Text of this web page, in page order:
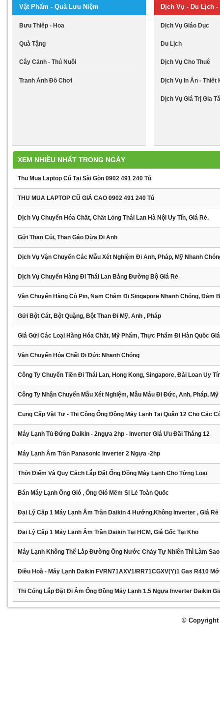
Vật Phẩm - Quà Lưu Niệm
Bưu Thiếp - Hoa
Quà Tặng
Cây Cảnh - Thú Nuôi
Tranh Ảnh Đồ Chơi
Dịch Vụ - Du Lịch
Dịch Vụ Giáo Dục
Du Lịch
Dịch Vụ Cho Thuê
Dịch Vụ In Ấn - Thiết
Dịch Vụ Giá Trị Gia
XEM NHIỀU NHẤT TRONG NGÀY
Thu Mua Laptop Cũ Tại Sài Gòn 0902 491 240 Tú
THU MUA LAPTOP CŨ GIÁ CAO 0902 491 240 Tú
Dịch Vụ Chuyển Hóa Chất, Chất Lỏng Thái Lan Hà Nội Uy Tín, Giá Rẻ.
Gửi Than Củi, Than Gáo Dừa Đi Anh
Dịch Vụ Vận Chuyển Các Mẫu Xét Nghiệm Đi Anh, Pháp, Mỹ Nhanh
Dịch Vụ Chuyển Hàng Đi Thái Lan Bằng Đường Bộ Giá Rẻ
Vận Chuyển Hàng Có Pin, Nam Châm Đi Singapore Nhanh Chóng, Đảm
Gửi Bột Cát, Bột Quặng, Bột Than Đi Mỹ, Anh , Pháp
Giá Gửi Các Loại Hàng Hóa Chất, Mỹ Phẩm, Thực Phẩm Đi Hàn Quốc
Vận Chuyển Hóa Chất Đi Đức Nhanh Chóng
Công Ty Chuyển Tiền Đi Thái Lan, Hong Kong, Singapore, Đài Loan Uy
Công Ty Nhận Chuyển Mẫu Xét Nghiệm, Mẫu Máu Đi Đức, Anh, Pháp, Mỹ
Cung Cấp Vật Tư - Thi Công Ống Đồng Máy Lạnh Tại Quận 12 Cho Các
Máy Lạnh Tủ Đứng Daikin - 2ngựa 2hp - Inverter Giá Ưu Đãi Tháng 12
Máy Lạnh Âm Trần Panasonic Inverter 2 Ngựa -2hp
Thời Điểm Và Quy Cách Lắp Đặt Ống Đồng Máy Lạnh Cho Từng Loại
Bán Máy Lạnh Ống Gió , Ống Gió Mềm Sỉ Lẻ Toàn Quốc
Đại Lý Cấp 1 Máy Lạnh Âm Trần Daikin 4 Hướng,không Inverter , Giá Rẻ
Đại Lý Cấp 1 Máy Lạnh Âm Trần Daikin Tại HCM, Giá Gốc Tại Kho
Máy Lạnh Không Thể Lắp Đường Ống Nước Chảy Tự Nhiên Thì Làm
Điều Hoà - Máy Lạnh Daikin FVRN71AXV1/RR71CGXV(Y)1 Gas R410
Thi Công Lắp Đặt Đi Âm Ống Đồng Máy Lạnh 1.5 Ngựa Inverter Daikin
© Copyright